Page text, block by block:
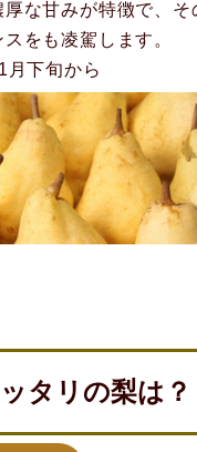
な甘みが特徴で、そ
をも凌駕します。
月下旬から
タリの梨は？